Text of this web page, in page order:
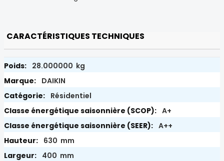
CARACTÉRISTIQUES TECHNIQUES
28.000000 kg
DAIKIN
Résidentiel
A+
A++
630 mm
400 mm